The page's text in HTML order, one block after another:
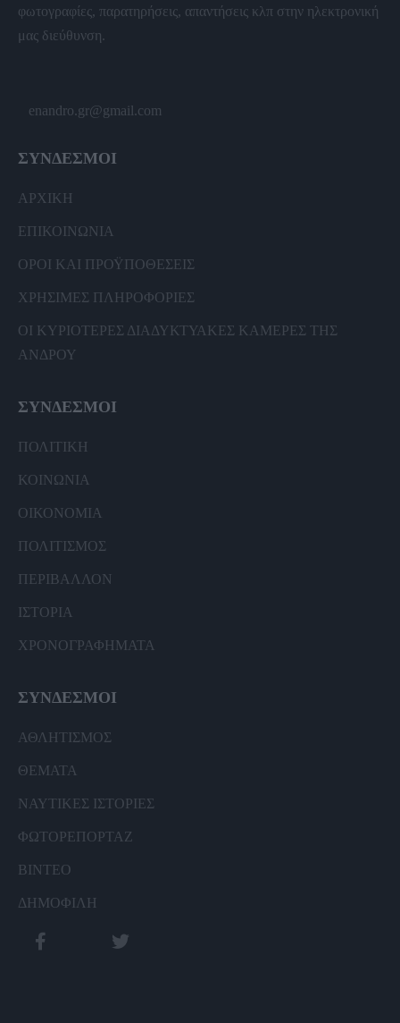
φωτογραφίες, παρατηρήσεις, απαντήσεις κλπ στην ηλεκτρονική
μας διεύθυνση.
enandro.gr@gmail.com
ΣΥΝΔΕΣΜΟΙ
ΑΡΧΙΚΗ
ΕΠΙΚΟΙΝΩΝΙΑ
ΟΡΟΙ ΚΑΙ ΠΡΟΫΠΟΘΕΣΕΙΣ
ΧΡΗΣΙΜΕΣ ΠΛΗΡΟΦΟΡΙΕΣ
ΟΙ ΚΥΡΙΟΤΕΡΕΣ ΔΙΑΔΥΚΤΥΑΚΕΣ ΚΑΜΕΡΕΣ ΤΗΣ
ΑΝΔΡΟΥ
ΣΥΝΔΕΣΜΟΙ
ΠΟΛΙΤΙΚΗ
ΚΟΙΝΩΝΙΑ
ΟΙΚΟΝΟΜΙΑ
ΠΟΛΙΤΙΣΜΟΣ
ΠΕΡΙΒΑΛΛΟΝ
ΙΣΤΟΡΙΑ
ΧΡΟΝΟΓΡΑΦΗΜΑΤΑ
ΣΥΝΔΕΣΜΟΙ
ΑΘΛΗΤΙΣΜΟΣ
ΘΕΜΑΤΑ
ΝΑΥΤΙΚΕΣ ΙΣΤΟΡΙΕΣ
ΦΩΤΟΡΕΠΟΡΤΑΖ
ΒΙΝΤΕΟ
ΔΗΜΟΦΙΛΗ